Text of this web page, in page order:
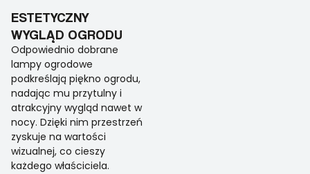
ESTETYCZNY
WYGLĄD OGRODU
Odpowiednio dobrane
lampy ogrodowe
podkreślają piękno ogrodu,
nadając mu przytulny i
atrakcyjny wygląd nawet w
nocy. Dzięki nim przestrzeń
zyskuje na wartości
wizualnej, co cieszy
każdego właściciela.